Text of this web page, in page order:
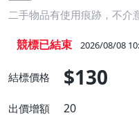
二手物品有使用痕跡，不介
競標已結束 2026/08/08
結標價格 $130
出價增額 20